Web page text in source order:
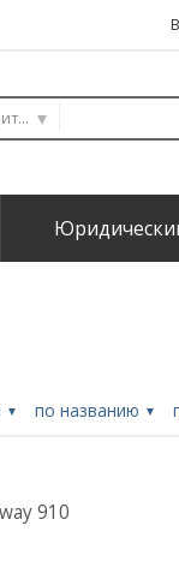
Выберите...
▼ по названию ▼
910